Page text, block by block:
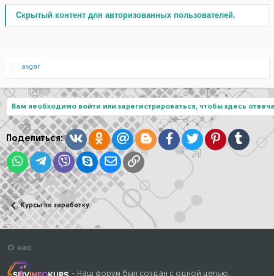
Скрытый контент для авторизованных пользователей.
Р
ц
и
и
:
asgar
Вам необходимо войти или зарегистрироваться, чтобы здесь
Поделиться: ВконтактеОдноклассники
Mail.ruBloggerFacebook
TwitterPinterestTumblr
WhatsAppTelegram
ViberSkypeЭлектронная почта
Ссылка
Курсы по заработку
О нас
- Наш форум был создан с одной целью,